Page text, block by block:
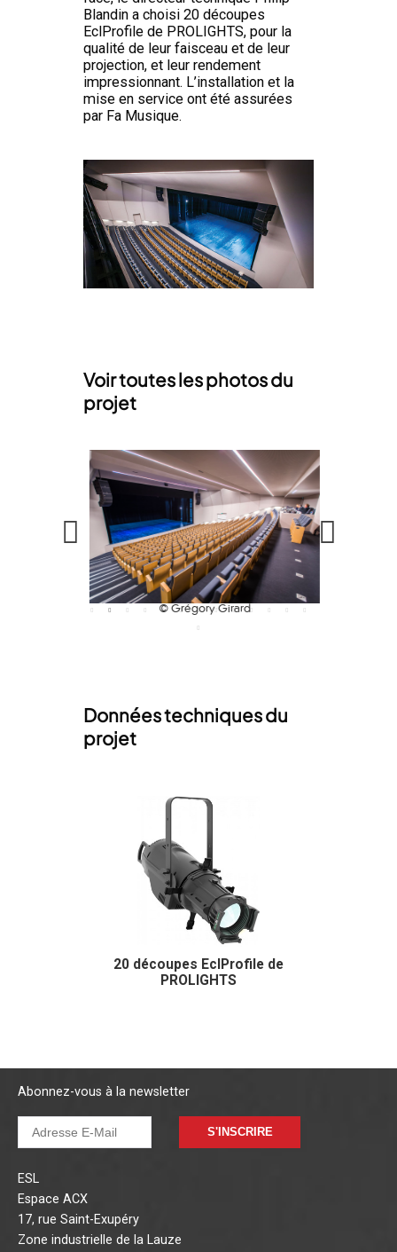
Blandin a choisi 20 découpes
EclProfile de PROLIGHTS, pour la
qualité de leur faisceau et de leur
projection, et leur rendement
impressionnant. L’installation et la
mise en service ont été assurées
par Fa Musique.
Voir toutes les photos du
projet
© Grégory Girard
Données techniques du
projet
20 découpes EclProfile de
PROLIGHTS
Abonnez-vous à la newsletter
S'INSCRIRE
ESL
Espace ACX
17, rue Saint-Exupéry
Zone industrielle de la Lauze